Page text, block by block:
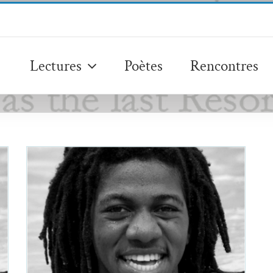
Lectures Poètes Rencontres
Jean D’Amérique,Notes sur un chant…
Jean D'Amérique Poèmes